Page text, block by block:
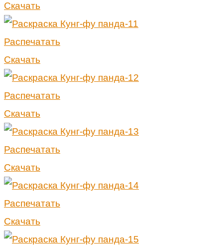
Скачать
Распечатать
Скачать
Распечатать
Скачать
Распечатать
Скачать
Распечатать
Скачать